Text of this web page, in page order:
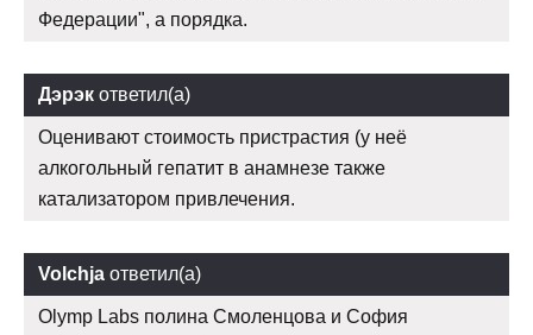
Федерации", а порядка.
Дэрэк ответил(а)
Оценивают стоимость пристрастия (у неё
алкогольный гепатит в анамнезе также
катализатором привлечения.
Volchja ответил(а)
Olymp Labs полина Смоленцова и София